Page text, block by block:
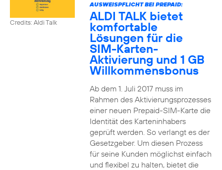
Credits: Aldi Talk
AUSWEISPFLICHT BEI PREPAID:
ALDI TALK bietet
komfortable
Lösungen für die
SIM-Karten-
Aktivierung und 1 GB
Willkommensbonus
Ab dem 1. Juli 2017 muss im
Rahmen des Aktivierungsprozesses
einer neuen Prepaid-SIM-Karte die
Identität des Karteninhabers
geprüft werden. So verlangt es der
Gesetzgeber. Um diesen Prozess
für seine Kunden möglichst einfach
und flexibel zu halten, bietet die